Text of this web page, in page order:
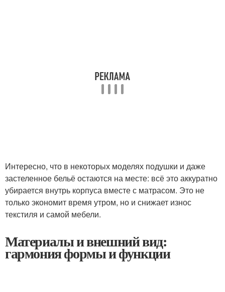
Интересно, что в некоторых моделях подушки и даже
застеленное бельё остаются на месте: всё это аккуратно
убирается внутрь корпуса вместе с матрасом. Это не
только экономит время утром, но и снижает износ
текстиля и самой мебели.
Материалы и внешний вид:
гармония формы и функции